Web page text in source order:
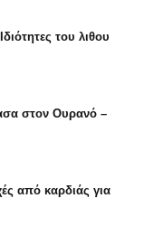
του λιθου
στον Ουρανό –
από καρδιάς για